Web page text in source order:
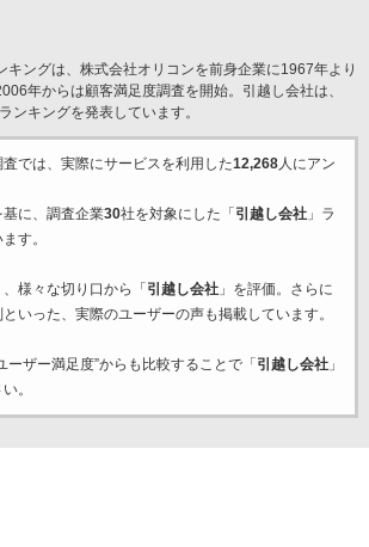
キングは、株式会社オリコンを前身企業に1967年より
年からは顧客満足度調査を開始。引越し会社は、
ンキングを発表しています。
では、実際にサービスを利用した12,268人にアン
に、調査企業30社を対象にした「 引越し会社」ラ
す。
様々な切り口から「 引越し会社」を評価。さらに
いった、実際のユーザーの声も掲載しています。
ーザー満足度”からも比較することで「 引越し会社」
。